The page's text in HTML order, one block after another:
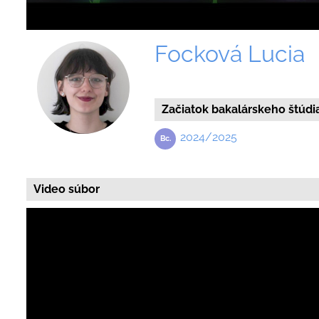
Focková Lucia
Začiatok bakalárskeho
2024/2025
Video súbor